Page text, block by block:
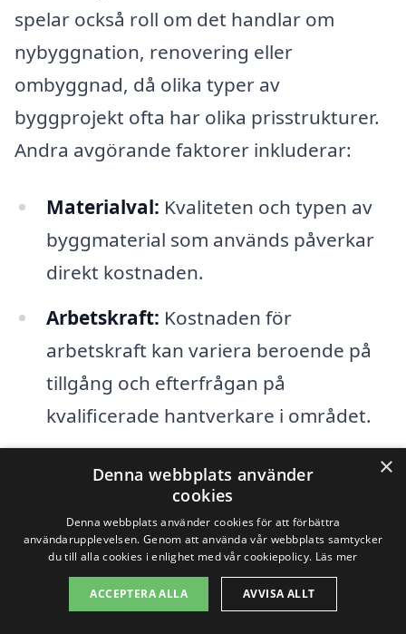
spelar också roll om det handlar om
nybyggnation, renovering eller
ombyggnad, då olika typer av
byggprojekt ofta har olika prisstrukturer.
Andra avgörande faktorer inkluderar:
Materialval: Kvaliteten och typen av
byggmaterial som används påverkar
direkt kostnaden.
Arbetskraft: Kostnaden för
arbetskraft kan variera beroende på
tillgång och efterfrågan på
kvalificerade hantverkare i området.
tidsram kan det leda till högre
kostnader för att påskynda arbetet.
Placering:Lokala förhållanden i
Västerhaninge, såsom
×
Denna webbplats använder
cookies
Denna webbplats använder cookies för att förbättra
användarupplevelsen. Genom att använda vår webbplats samtycker
du till alla cookies i enlighet med vår cookiepolicy. Läs mer
ACCEPTERA ALLA AVVISA ALLT